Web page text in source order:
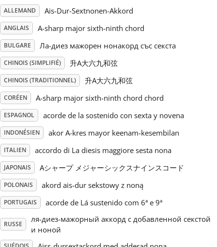
Português
Русский
Svenska
Tiếng Việt
Українська
简体中文
繁體中文
ALLEMAND Ais-Dur-Sextnonen-Akkord
ANGLAIS A-sharp major sixth-ninth chord
BULGARE Ла-диез мажорен нонакорд със секста
CHINOIS (SIMPLIFIÉ) 升A大六九和弦
CHINOIS (TRADITIONNEL) 升A大六九和弦
CORÉEN A-sharp major sixth-ninth chord chord
ESPAGNOL acorde de la sostenido con sexta y novena
INDONÉSIEN akor A-kres mayor keenam-kesembilan
ITALIEN accordo di La diesis maggiore sesta nona
JAPONAIS Aシャープ メジャーシックスナインスコード
POLONAIS akord ais-dur sekstowy z noną
PORTUGAIS acorde de Lá sustenido com 6ª e 9ª
RUSSE
ля-диез-мажорный аккорд с добавленной секстой
и ноной